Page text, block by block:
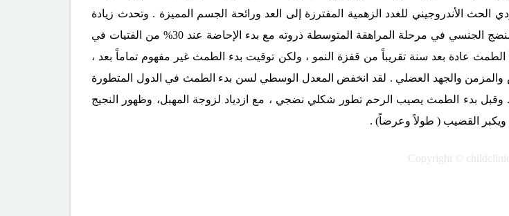
الأندروجيني للغدد الزهمية المفترزة إلى العد ورائحة الجسم المميزة . وتحدث زيادة
فيزيولوجية في الميل للنوم قد تفسر خطأ عند المراهقين بالكسل. و يبلغ النضج الجنسي في مرحلة المراهقة المتوسطة ذروته مع بدء الإحاضة عند 30% من الفتيات في
الطمث عادة بعد سنة تقريباً من قفزة النمو ، ولكن توقيت بدء الطمث غير مفهوم تماماً بعد ،
والمزمن والجهد العضلي . لقد انخفض المعدل الوسطي لسن بدء الطمث في الدول المتطورة
. وقبل بدء الطمث يصيب الرحم تطور شكلي نضجي ، مع ازدياد لزوجة المهبل، وظهور النجيج
ويكبر القضيب ( طولاً وعرضاً) .
Copyright ©